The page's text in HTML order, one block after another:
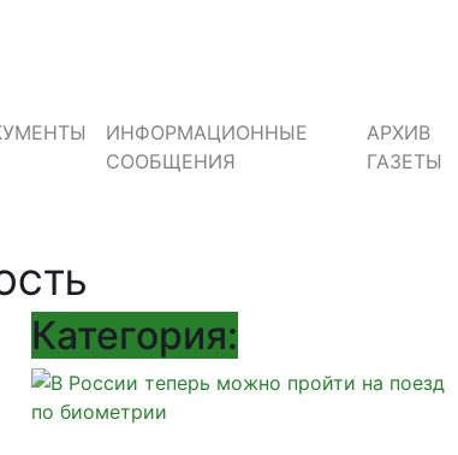
ИНФОРМАЦИОННЫЕ
СООБЩЕНИЯ
АРХИВ
ГАЗЕТЫ
Категория: